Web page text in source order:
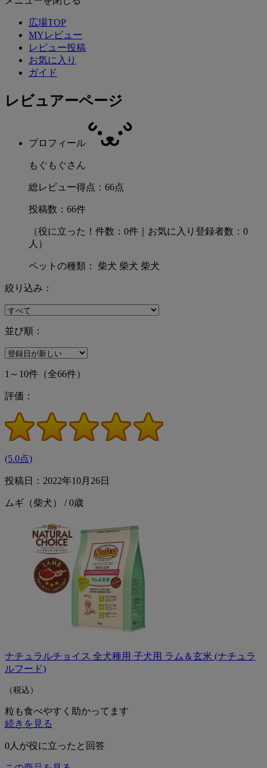
広場TOP
MYレビュー
レビュー投稿
お気に入り
ガイド
レビュアーページ
プロフィール
もぐもぐさん
総レビュー得点：66点
投稿数：66件
（役に立った！件数：0件｜お気に入り登録者数：0
人）
ペットの種類： 柴犬 柴犬 柴犬
絞り込み：
並び順：
1～10件 （全66件）
評価：
(5.0点)
投稿日：2022年10月26日
ムギ（柴犬） / 0歳
ナチュラルチョイス 全犬種用 子犬用 ラム＆玄米 (ナチュラ
ルフード)
（税込）
粒も食べやすく助かってます
続きを見る
0人が役に立ったと回答